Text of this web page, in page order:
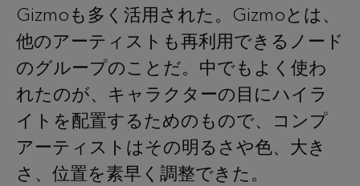
Gizmoも多く活用された。Gizmoとは、
他のアーティストも再利用できるノード
のグループのことだ。中でもよく使わ
れたのが、キャラクターの目にハイラ
イトを配置するためのもので、コンプ
アーティストはその明るさや色、大き
さ、位置を素早く調整できた。